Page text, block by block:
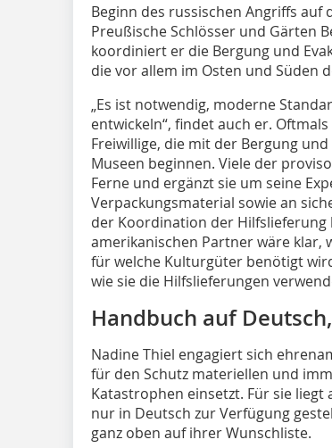
Beginn des russischen Angriffs
Preußische Schlösser und Gärten
koordiniert er die Bergung und
die vor allem im Osten und Süden
„Es ist notwendig, moderne
entwickeln“, findet auch er.
Freiwillige, die mit der Bergung
Museen beginnen. Viele der
Ferne und ergänzt sie um seine
Verpackungsmaterial sowie an
der Koordination der Hilfslieferung
amerikanischen Partner wäre klar,
für welche Kulturgüter benötigt
wie sie die Hilfslieferungen
Handbuch auf
Nadine Thiel engagiert sich
für den Schutz materiellen und
Katastrophen einsetzt. Für sie
nur in Deutsch zur Verfügung
ganz oben auf ihrer Wunschliste.